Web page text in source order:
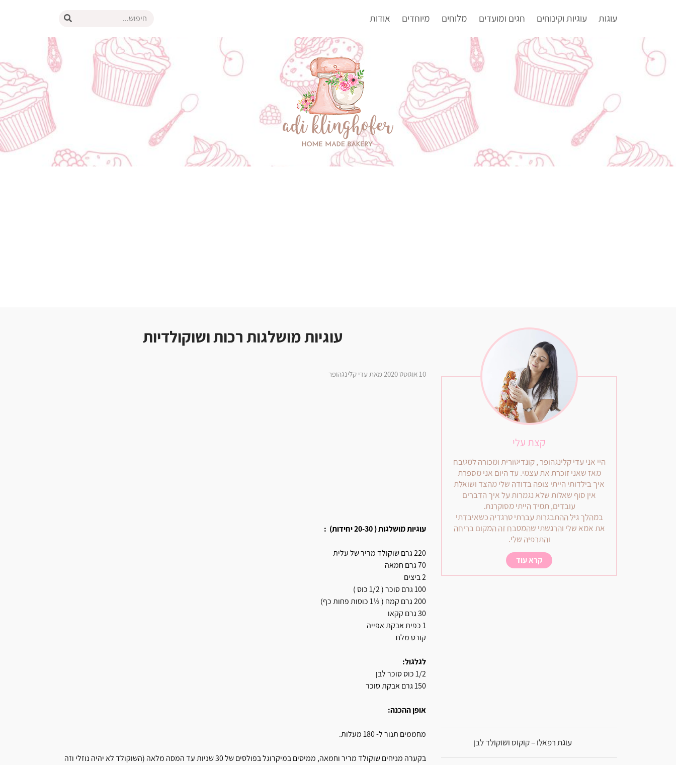
עוגות עוגיות וקינוחים חגים ומועדים מלוחים מיוחדים אודות
קצת עלי
היי אני עדי קלינגהופר , קונדיטורית ומכורה למטבח
מאז שאני זוכרת את עצמי. עד היום אני מספרת
איך בילדותי הייתי צופה בדודה שלי מהצד ושואלת
אין סוף שאלות שלא נגמרות על איך הדברים
עובדים, תמיד הייתי מסוקרנת.
במהלך גיל ההתבגרות עברתי טרגדיה כשאיבדתי
את אמא שלי והרגשתי שהמטבח זה המקום בריחה
והתרפיה שלי.
קרא עוד
עוגת רפאלו – קוקוס ושוקולד לבן
עוגיות מושלגות רכות ושוקולדיות
10 אוגוסט 2020 מאת עדי קלינגהופר
עוגיות מושלגות ( 20-30 יחידות) :
220 גרם שוקולד מריר של עלית
70 גרם חמאה
2 ביצים
100 גרם סוכר ( 1/2 כוס )
200 גרם קמח ( ½1 כוסות פחות כף)
30 גרם קקאו
1 כפית אבקת אפייה
קורט מלח
לגלגול:
1/2 כוס סוכר לבן
150 גרם אבקת סוכר
אופן ההכנה:
מחממים תנור ל- 180 מעלות.
בקערה מניחים שוקולד מריר וחמאה, ממיסים במיקרוגל בפולסים של 30 שניות עד המסה מלאה (השוקולד לא יהיה נוזלי וזה